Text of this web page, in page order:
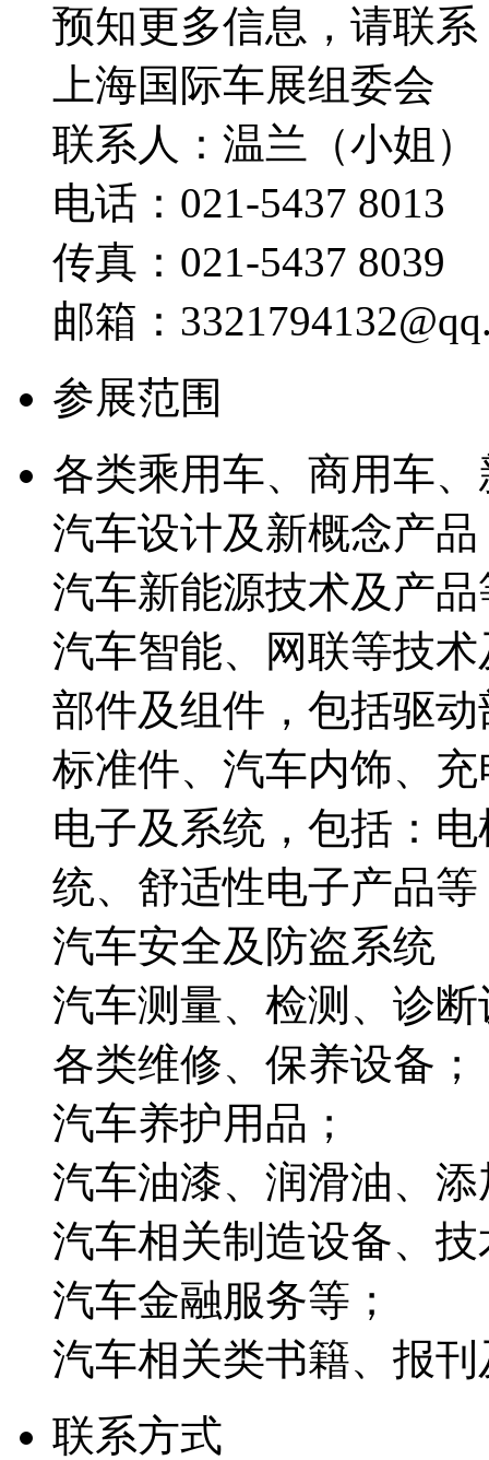
预知更多信息，请联
上海国际车展组委会
联系人：温兰（小姐
电话：021-5437 8013
传真：021-5437 8039
邮箱：
参展范围
各类乘用车、商用车
汽车设计及新概念产
汽车新能源技术及产
汽车智能、网联等技
部件及组件，包括驱
标准件、汽车内饰、
电子及系统，包括：
统、舒适性电子产品等
汽车安全及防盗系统
汽车测量、检测、诊
各类维修、保养设备；
汽车养护用品；
汽车油漆、润滑油、
汽车相关制造设备、
汽车金融服务等；
汽车相关类书籍、报
联系方式